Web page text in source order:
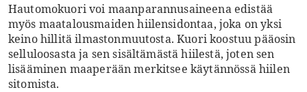
Hautomokuori voi maanparannusaineena edistää
myös maatalousmaiden hiilensidontaa, joka on yksi
keino hillitä ilmastonmuutosta. Kuori koostuu pääosin
selluloosasta ja sen sisältämästä hiilestä, joten sen
lisääminen maaperään merkitsee käytännössä hiilen
sitomista.